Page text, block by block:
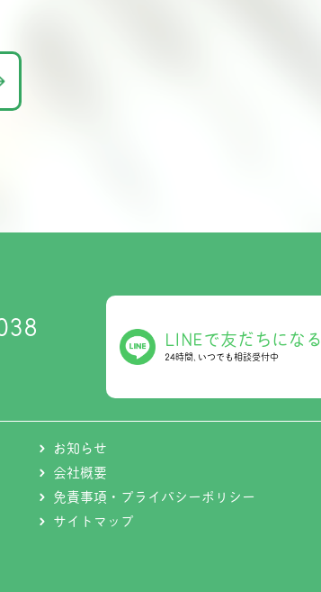
LINEで友だちになる
24時間､いつでも相談受付中
お知らせ
会社概要
免責事項・プライバシーポリシー
サイトマップ